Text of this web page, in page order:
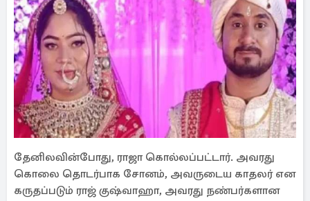
தேனிலவின்போது, ராஜா கொல்லப்பட்டார். அவரது
கொலை தொடர்பாக சோனம், அவருடைய காதலர் என
கருதப்படும் ராஜ் குஷ்வாஹா, அவரது நண்பர்களான